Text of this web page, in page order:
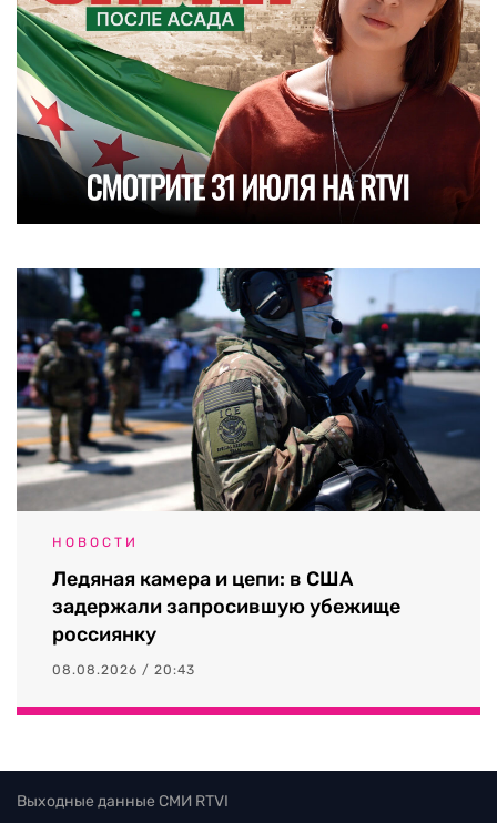
НОВОСТИ
Ледяная камера и цепи: в США
задержали запросившую убежище
россиянку
08.08.2026 / 20:43
Выходные данные СМИ RTVI